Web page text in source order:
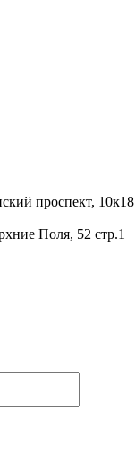
проспект, 10к18
Поля, 52 стр.1